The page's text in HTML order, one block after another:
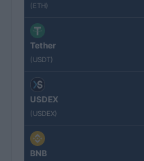
(ETH)
Tether
(USDT)
USDEX
(USDEX)
BNB